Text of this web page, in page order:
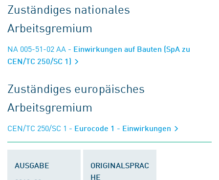
Zuständiges nationales
Arbeitsgremium
NA 005-51-02 AA - Einwirkungen auf Bauten (SpA zu
CEN/TC 250/SC 1)
Zuständiges europäisches
Arbeitsgremium
CEN/TC 250/SC 1 - Eurocode 1 - Einwirkungen
AUSGABE
ORIGINALSPRAC
HE